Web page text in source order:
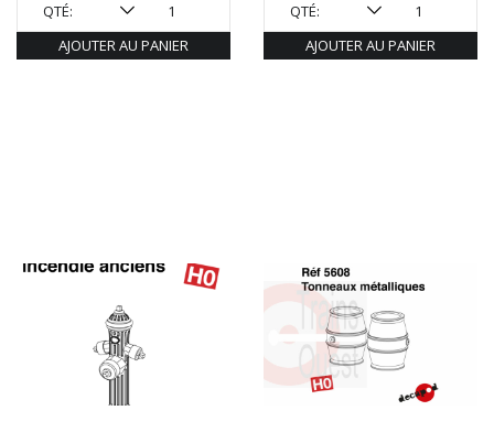
QTÉ:
AJOUTER AU PANIER
QTÉ:
AJOUTER AU PANIER